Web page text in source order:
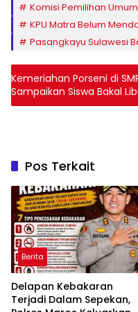
Komisi Pemilihan
KPU Matra Belum
Pasangkayu Sulawesi
Kemeriahan Porseni di
Sampaikan Siswa Bakal
Pos Terkait
Berita
Delapan Kebakaran
Terjadi Dalam Sepekan,